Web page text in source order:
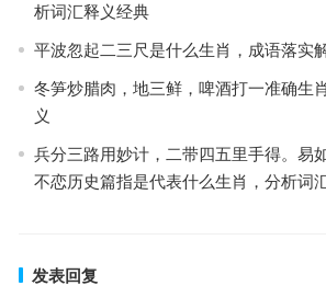
析词汇释义经典
平波忽起二三尺是什么生肖，成语落实
冬笋炒腊肉，地三鲜，啤酒打一准确生
义
兵分三路用妙计，二带四五里手得。易
不恋历史篇指是代表什么生肖，分析词
发表回复